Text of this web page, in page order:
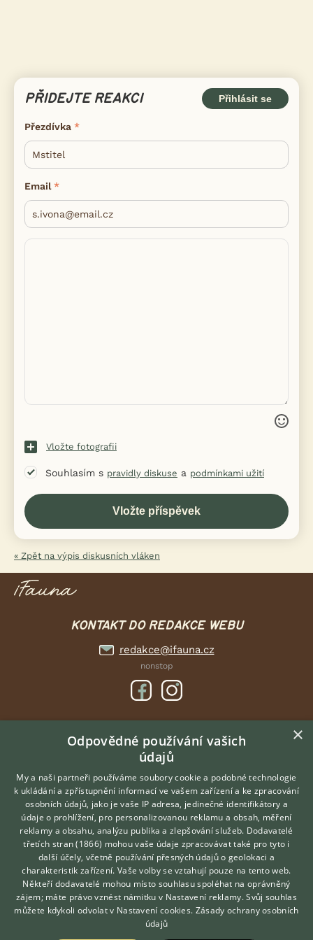
PŘIDEJTE REAKCI Přihlásit se
Přezdívka
Email
Vložte fotografii
Souhlasím s pravidly diskuse a podmínkami užití
« Zpět na výpis diskusních vláken
KONTAKT DO REDAKCE WEBU
redakce@ifauna.cz
nonstop
DOMOVSKÁ STRÁNKA
INZERCE
DISKUSE
ČLÁNKY
O nás
Kontakt
Možnosti zvýraznění inzerátů
Podmínky užití
Zpracování osobních údajů
Hledáte zvířecího kamaráda?
Zdarma vám poradí
VETERINÁŘ ONLINE
KONZULTOVAT S
VETERINÁŘEM
×
Odpovědné používání vašich
údajů
My a naši partneři používáme soubory cookie a podobné technologie
k ukládání a zpřístupnění informací ve vašem zařízení a ke zpracování
osobních údajů, jako je vaše IP adresa, jedinečné identifikátory a
údaje o prohlížení, pro personalizovanou reklamu a obsah, měření
reklamy a obsahu, analýzu publika a zlepšování služeb. Dodavatelé
třetích stran (1866) mohou vaše údaje zpracovávat také pro tyto i
další účely, včetně používání přesných údajů o geolokaci a
charakteristik zařízení. Vaše volby se vztahují pouze na tento web.
Někteří dodavatelé mohou místo souhlasu spoléhat na oprávněný
zájem; máte právo vznést námitku v Nastavení reklamy. Svůj souhlas
můžete kdykoli odvolat v Nastavení cookies. Zásady ochrany osobních
údajů